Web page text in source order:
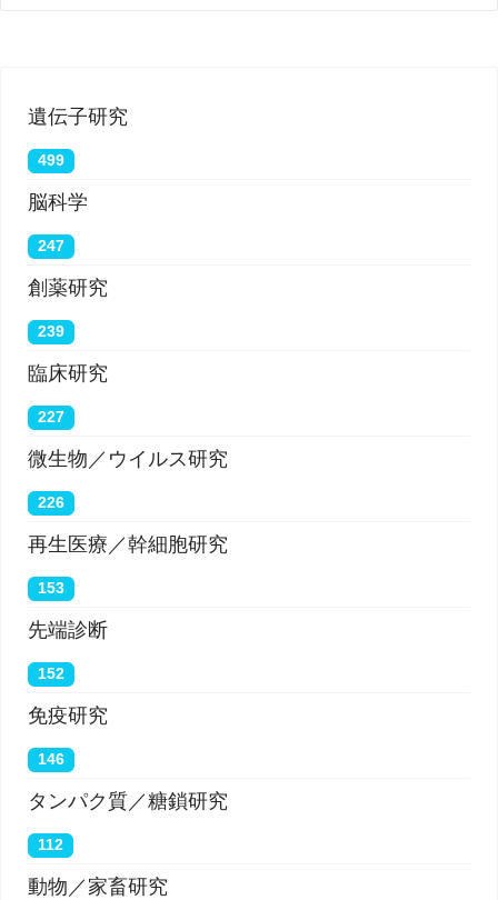
遺伝子研究
499
脳科学
247
創薬研究
239
臨床研究
227
微生物／ウイルス研究
226
再生医療／幹細胞研究
153
先端診断
152
免疫研究
146
タンパク質／糖鎖研究
112
動物／家畜研究